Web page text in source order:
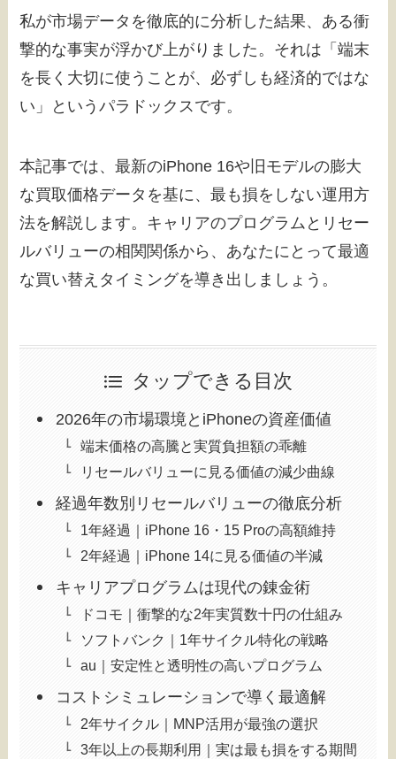
私が市場データを徹底的に分析した結果、ある衝
撃的な事実が浮かび上がりました。それは「端末
を長く大切に使うことが、必ずしも経済的ではな
い」というパラドックスです。
本記事では、最新のiPhone 16や旧モデルの膨大
な買取価格データを基に、最も損をしない運用方
法を解説します。キャリアのプログラムとリセー
ルバリューの相関関係から、あなたにとって最適
な買い替えタイミングを導き出しましょう。
タップできる目次
2026年の市場環境とiPhoneの資産価値
端末価格の高騰と実質負担額の乖離
リセールバリューに見る価値の減少曲線
経過年数別リセールバリューの徹底分析
1年経過｜iPhone 16・15 Proの高額維持
2年経過｜iPhone 14に見る価値の半減
キャリアプログラムは現代の錬金術
ドコモ｜衝撃的な2年実質数十円の仕組み
ソフトバンク｜1年サイクル特化の戦略
au｜安定性と透明性の高いプログラム
コストシミュレーションで導く最適解
2年サイクル｜MNP活用が最強の選択
3年以上の長期利用｜実は最も損をする期間